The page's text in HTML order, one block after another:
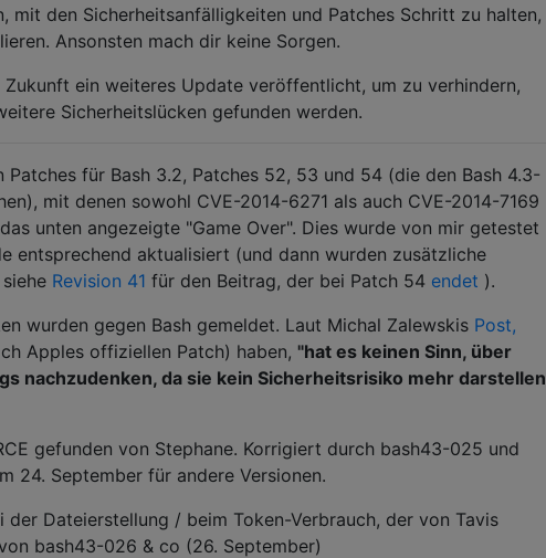
mit den Sicherheitsanfälligkeiten und Patches Schritt zu halten,
Ansonsten mach dir keine Sorgen.
ein weiteres Update veröffentlicht, um zu verhindern,
Sicherheitslücken gefunden werden.
für Bash 3.2, Patches 52, 53 und 54 (die den Bash 4.3-
mit denen sowohl CVE-2014-6271 als auch CVE-2014-7169
unten angezeigte "Game Over". Dies wurde von mir getestet
entsprechend aktualisiert (und dann wurden zusätzliche
Revision 41 für den Beitrag, der bei Patch 54 endet ).
wurden gegen Bash gemeldet. Laut Michal Zalewskis Post,
Apples offiziellen Patch) haben, "hat es keinen Sinn, über
nachzudenken, da sie kein Sicherheitsrisiko mehr darstellen
gefunden von Stephane. Korrigiert durch bash43-025 und
24. September für andere Versionen.
der Dateierstellung / beim Token-Verbrauch, der von Tavis
bash43-026 & co (26. September)